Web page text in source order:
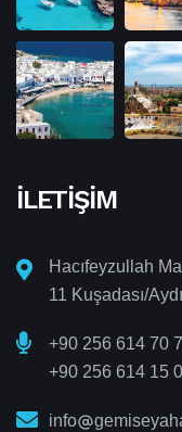
İLETIŞIM
Hacıfeyzullah
11 Kuşadası/
+90 256 614 70
+90 256 614 15
info